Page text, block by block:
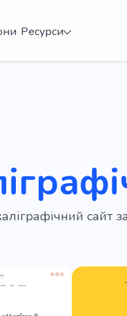
Ресурси